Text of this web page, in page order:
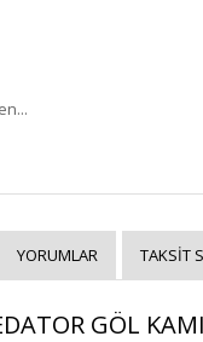
YORUMLAR TAKSIT
GÖL